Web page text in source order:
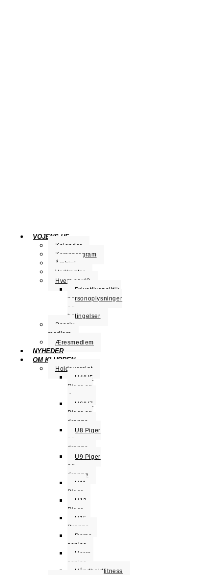
VOJENS HF
Kalender
Kampprogram
Årshjul
Vedtægter
Hvem er vi?
Privatlivspolitik,
personoplysninger
og
betingelser
Passiv
medlem
Æresmedlem
NYHEDER
OM KLUBBEN
Holdoversigt
U4/U5
Piger og
drenge
U6/U7
Piger og
drenge
U8 Piger
og
drenge
U9 Piger
og
drenge
U11
Piger
U13
Piger
U15
Drenge
Dame
senior
Herre
senior
Håndboldfitness